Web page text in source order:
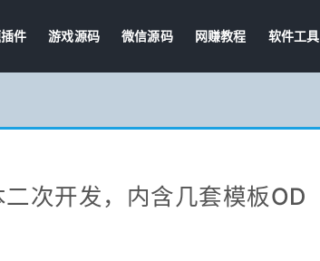
件 游戏源码 微信源码 网赚教程 软件工具
次开发，内含几套模板OD